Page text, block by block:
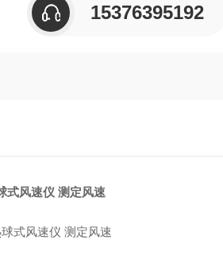
15376395192
式风速仪 测定风速